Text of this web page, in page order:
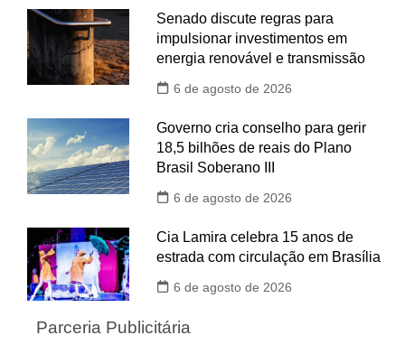
Senado discute regras para
impulsionar investimentos em
energia renovável e transmissão
6 de agosto de 2026
Governo cria conselho para gerir
18,5 bilhões de reais do Plano
Brasil Soberano III
6 de agosto de 2026
Cia Lamira celebra 15 anos de
estrada com circulação em Brasília
6 de agosto de 2026
Parceria Publicitária